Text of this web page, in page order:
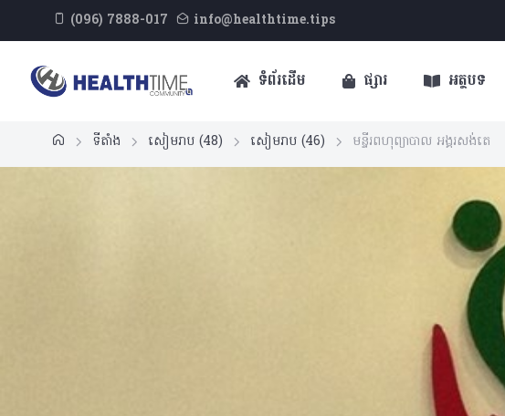
(096) 7888-017 info@healthtime.tips
ទំព័រដើម ផ្សារ អត្ថបទ
ទីតាំង សៀមរាប (48) សៀមរាប (46) មន្ទីរពហុព្យាបាល អង្គរសង់តេ